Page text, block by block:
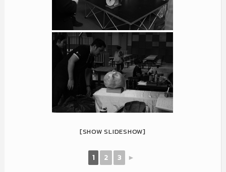
[SHOW SLIDESHOW]
1 2 3 ►